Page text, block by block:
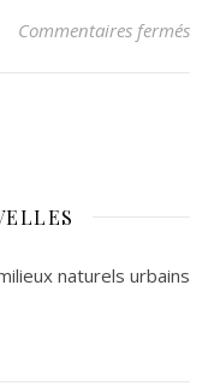
Commentaires fermés
naturels urbains